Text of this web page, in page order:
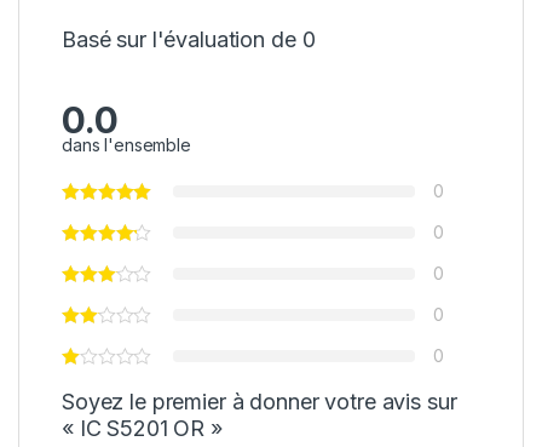
Basé sur l'évaluation de 0
0.0
dans l'ensemble
0
0
0
0
0
Soyez le premier à donner votre avis sur
« IC S5201 OR »